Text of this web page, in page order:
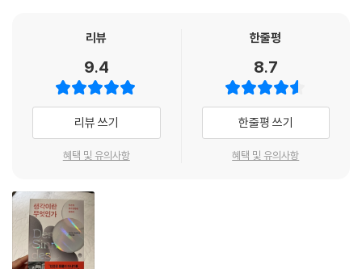
정신적 측면을 고려하지 않아도 이해할 수 있는 그런 과정이 아니다. 정신
적 측면을 지닌 모든 것은 인간이라는 생물에 의해 산출된다.
〈인간은 무엇인가〉라는 질문의 답은 유일신이나 신들이나 우주가 정한 어
떤 규범을 지적함으로써 확립되지 않는다. 오히려 그 답은 오로지 우리가
우리 자신을 규정함으로써만 확립된다.
생각이라는 감각이 반성과 언어를 통해 유난히 발달한 정신적 생물로서 우
리 인간은 무한히 많은 정신적 실재들과 접촉한다.
--- p.35
이 책에서 가브리엘은 구성주의자와 인공지능 지지자들의 주장은 물론, 논
리학, 언어철학, 신경과학에서 제기할 수 있는 철학적 가설을 꼼꼼하게 검
토하며 거기에 어떤 오류가 있는지 낱낱이 밝혀 낸다. 그는 한 치도 물러서
지 않고 철학적 기반을 공고히 다져 기술과학에 대한 환상을 쫓아낸다. 이
책을 끝까지 다 읽고 나면 인간으로서의 생각감각을 되찾을 수 있을 것이
가브리엘에 따르면, 인간은 두 가지 성분을 지녔다. 진화를 통해 발생한 생
물 종으로서의 〈인간동물〉, 그리고 자신이 누구 혹은 무엇인지를 그리는
〈인간상〉이다. 인간은 생물학적 존재로서 늘 생존이라는 과제에 맞서 왔으
- 타일러 카먼 (버나드 대학 철학 학과장)
리뷰
9.4
리뷰 쓰기
혜택 및 유의사항
한줄평
8.7
한줄평 쓰기
혜택 및 유의사항